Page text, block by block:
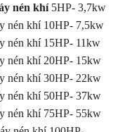
nén khí5HP- 3,7kw
nén khí 10HP- 7,5kw
nén khí 15HP- 11kw
nén khí 20HP- 15kw
nén khí 30HP- 22kw
nén khí 50HP- 37kw
nén khí 75HP- 55kw